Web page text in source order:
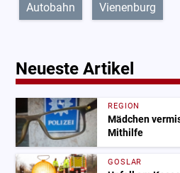
Autobahn Vienenburg
Neueste Artikel
REGION
Mädchen
Mithilfe
GOSLAR